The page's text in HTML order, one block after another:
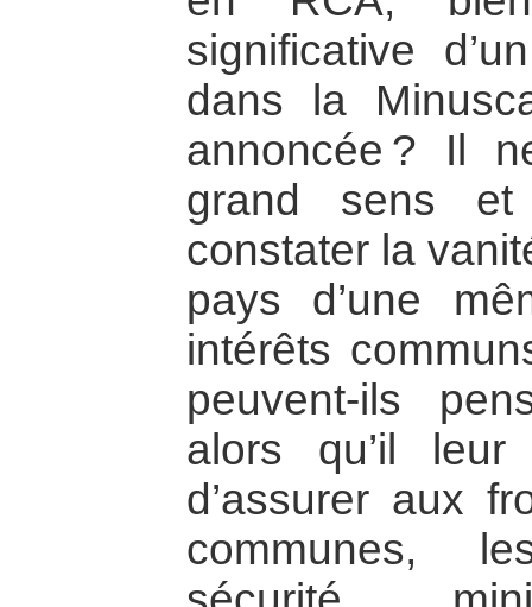
significative
dans la
annoncée ? Il
grand sens et
constater la
pays d’une
intérêts
peuvent-ils
alors qu’il
d’assurer aux
communes,